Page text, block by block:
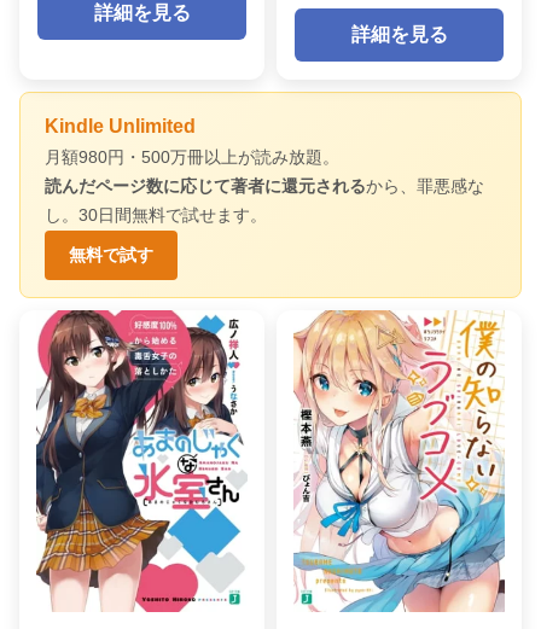
詳細を見る
詳細を見る
Kindle Unlimited
月額980円・500万冊以上が読み放題。
読んだページ数に応じて著者に還元されるから、罪悪感な
し。30日間無料で試せます。
無料で試す